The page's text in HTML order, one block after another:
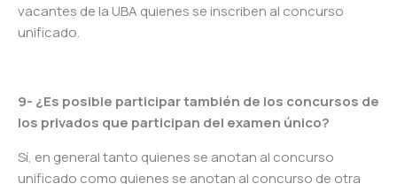
vacantes de la UBA quienes se inscriben al concurso
unificado.
9- ¿Es posible participar también de los concursos de
los privados que participan del examen único?
Sí, en general tanto quienes se anotan al concurso
unificado como quienes se anotan al concurso de otra